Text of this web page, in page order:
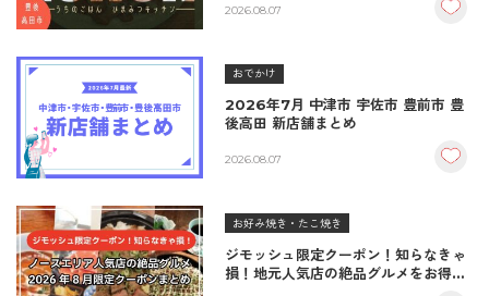
＆生姜焼き！
2026.08.07
おでかけ
2026年7月 中津市 宇佐市 豊前市 豊
後高田 新店舗まとめ
2026.08.07
お好み焼き・たこ焼き
ジモッシュ限定クーポン！知らなきゃ
損！地元人気店の絶品グルメをお得に